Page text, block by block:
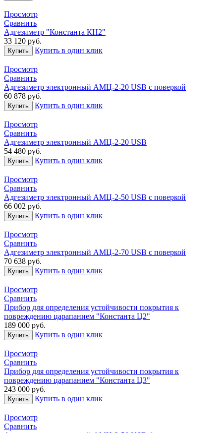
Просмотр
Сравнить
Адгезиметр "Константа КН2"
33 120 руб.
Купить Купить в один клик
Просмотр
Сравнить
Адгезиметр электронный АМЦ-2-20 USB с поверкой
60 878 руб.
Купить Купить в один клик
Просмотр
Сравнить
Адгезиметр электронный АМЦ-2-20 USB
54 480 руб.
Купить Купить в один клик
Просмотр
Сравнить
Адгезиметр электронный АМЦ-2-50 USB с поверкой
66 002 руб.
Купить Купить в один клик
Просмотр
Сравнить
Адгезиметр электронный АМЦ-2-70 USB с поверкой
70 638 руб.
Купить Купить в один клик
Просмотр
Сравнить
Прибор для определения устойчивости покрытия к
повреждению царапанием "Константа Ц2"
189 000 руб.
Купить Купить в один клик
Просмотр
Сравнить
Прибор для определения устойчивости покрытия к
повреждению царапанием "Константа Ц3"
243 000 руб.
Купить Купить в один клик
Просмотр
Сравнить